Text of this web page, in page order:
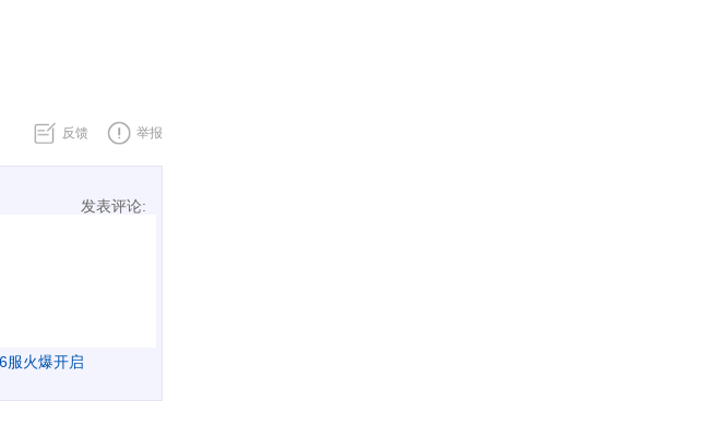
反馈 举报
发表评论:
服火爆开启